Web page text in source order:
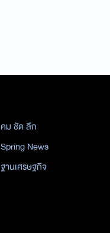
คม ชัด ลึก
Spring News
ฐานเศรษฐกิจ